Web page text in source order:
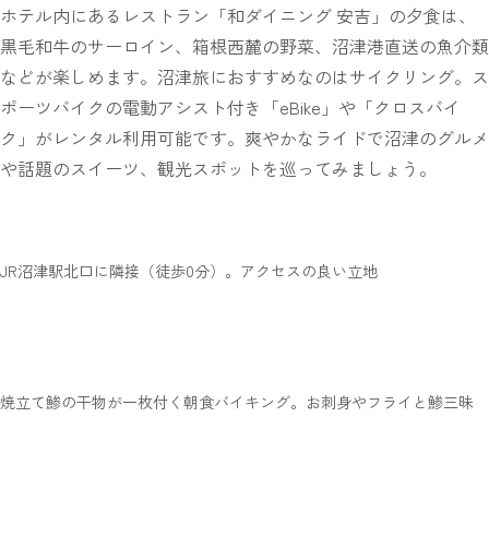
ホテル内にあるレストラン「和ダイニング 安吉」の夕食は、
黒毛和牛のサーロイン、箱根西麓の野菜、沼津港直送の魚介類
などが楽しめます。沼津旅におすすめなのはサイクリング。ス
ポーツバイクの電動アシスト付き「eBike」や「クロスバイ
ク」がレンタル利用可能です。爽やかなライドで沼津のグルメ
や話題のスイーツ、観光スポットを巡ってみましょう。
JR沼津駅北口に隣接（徒歩0分）。アクセスの良い立地
焼立て鯵の干物が一枚付く朝食バイキング。お刺身やフライと鯵三昧